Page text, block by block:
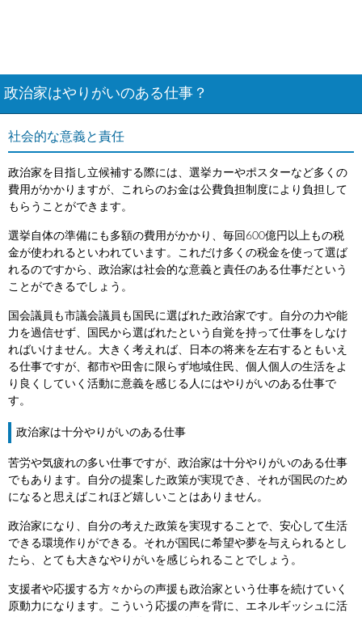
政治家はやりがいのある仕事？
社会的な意義と責任
政治家を目指し立候補する際には、選挙カーやポスターなど多くの
費用がかかりますが、これらのお金は公費負担制度により負担して
もらうことができます。
選挙自体の準備にも多額の費用がかかり、毎回600億円以上もの税
金が使われるといわれています。これだけ多くの税金を使って選ば
れるのですから、政治家は社会的な意義と責任のある仕事だという
ことができるでしょう。
国会議員も市議会議員も国民に選ばれた政治家です。自分の力や能
力を過信せず、国民から選ばれたという自覚を持って仕事をしなけ
ればいけません。大きく考えれば、日本の将来を左右するともいえ
る仕事ですが、都市や田舎に限らず地域住民、個人個人の生活をよ
り良くしていく活動に意義を感じる人にはやりがいのある仕事で
す。
政治家は十分やりがいのある仕事
苦労や気疲れの多い仕事ですが、政治家は十分やりがいのある仕事
でもあります。自分の提案した政策が実現でき、それが国民のため
になると思えばこれほど嬉しいことはありません。
政治家になり、自分の考えた政策を実現することで、安心して生活
できる環境作りができる。それが国民に希望や夢を与えられるとし
たら、とても大きなやりがいを感じられることでしょう。
支援者や応援する方々からの声援も政治家という仕事を続けていく
原動力になります。こういう応援の声を背に、エネルギッシュに活